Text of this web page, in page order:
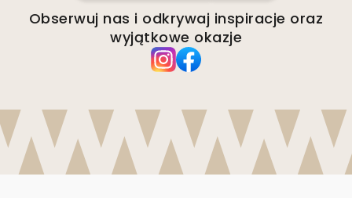
Obserwuj nas i odkrywaj inspiracje oraz
wyjątkowe okazje